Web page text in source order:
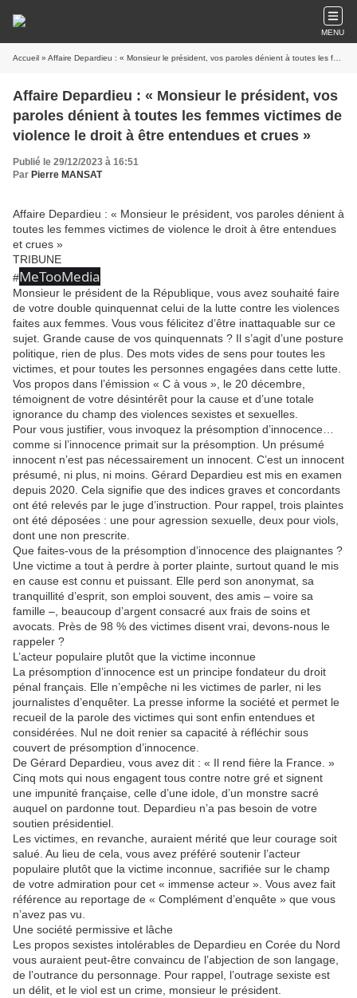
MENU
Accueil » Affaire Depardieu : « Monsieur le président, vos paroles dénient à toutes les femmes victimes de violence le droit à être entendues et crues »
Affaire Depardieu : « Monsieur le président, vos
paroles dénient à toutes les femmes victimes de
violence le droit à être entendues et crues »
Publié le 29/12/2023 à 16:51
Par Pierre MANSAT
Affaire Depardieu : « Monsieur le président, vos paroles dénient à
toutes les femmes victimes de violence le droit à être entendues
et crues »
TRIBUNE
#MeTooMedia
Monsieur le président de la République, vous avez souhaité faire
de votre double quinquennat celui de la lutte contre les violences
faites aux femmes. Vous vous félicitez d’être inattaquable sur ce
sujet. Grande cause de vos quinquennats ? Il s’agit d’une posture
politique, rien de plus. Des mots vides de sens pour toutes les
victimes, et pour toutes les personnes engagées dans cette lutte.
Vos propos dans l’émission « C à vous », le 20 décembre,
témoignent de votre désintérêt pour la cause et d’une totale
ignorance du champ des violences sexistes et sexuelles.
Pour vous justifier, vous invoquez la présomption d’innocence…
comme si l’innocence primait sur la présomption. Un présumé
innocent n’est pas nécessairement un innocent. C’est un innocent
présumé, ni plus, ni moins. Gérard Depardieu est mis en examen
depuis 2020. Cela signifie que des indices graves et concordants
ont été relevés par le juge d’instruction. Pour rappel, trois plaintes
ont été déposées : une pour agression sexuelle, deux pour viols,
dont une non prescrite.
Que faites-vous de la présomption d’innocence des plaignantes ?
Une victime a tout à perdre à porter plainte, surtout quand le mis
en cause est connu et puissant. Elle perd son anonymat, sa
tranquillité d’esprit, son emploi souvent, des amis – voire sa
famille –, beaucoup d’argent consacré aux frais de soins et
avocats. Près de 98 % des victimes disent vrai, devons-nous le
rappeler ?
L’acteur populaire plutôt que la victime inconnue
La présomption d’innocence est un principe fondateur du droit
pénal français. Elle n’empêche ni les victimes de parler, ni les
journalistes d’enquêter. La presse informe la société et permet le
recueil de la parole des victimes qui sont enfin entendues et
considérées. Nul ne doit renier sa capacité à réfléchir sous
couvert de présomption d’innocence.
De Gérard Depardieu, vous avez dit : « Il rend fière la France. »
Cinq mots qui nous engagent tous contre notre gré et signent
une impunité française, celle d’une idole, d’un monstre sacré
auquel on pardonne tout. Depardieu n’a pas besoin de votre
soutien présidentiel.
Les victimes, en revanche, auraient mérité que leur courage soit
salué. Au lieu de cela, vous avez préféré soutenir l’acteur
populaire plutôt que la victime inconnue, sacrifiée sur le champ
de votre admiration pour cet « immense acteur ». Vous avez fait
référence au reportage de « Complément d’enquête » que vous
n’avez pas vu.
Une société permissive et lâche
Les propos sexistes intolérables de Depardieu en Corée du Nord
vous auraient peut-être convaincu de l’abjection de son langage,
de l’outrance du personnage. Pour rappel, l’outrage sexiste est
un délit, et le viol est un crime, monsieur le président.